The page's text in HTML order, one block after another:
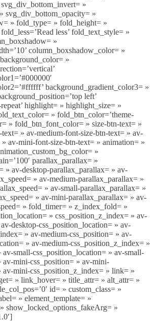
»
svg_div_bottom_opacity= »
» fold_type= » fold_height= »
less’ fold_text_style= »
»
column_boxshadow_color= »
»
background_gradient_color3= »
left’
highlight= » highlight_size= »
» fold_btn_color=’theme-
» fold_btn_font_color= » size-btn-text= »
» av-medium-font-size-btn-text= » av-
av-mini-font-size-btn-text= » animation= »
»
parallax_parallax= »
» av-desktop-parallax_parallax= » av-
» av-medium-parallax_parallax= »
» av-small-parallax_parallax= »
» av-mini-parallax_parallax= » av-
» fold_timer= » z_index_fold= »
» css_position_z_index= » av-
desktop-css_position_location= » av-
» av-medium-css_position= » av-
» av-medium-css_position_z_index= »
av-small-css_position_location= » av-small-
av-mini-css_position= » av-mini-
av-mini-css_position_z_index= » link= »
» link_hover= » title_attr= » alt_attr= »
id= » custom_class= »
» element_template= »
show_locked_options_fakeArg= »